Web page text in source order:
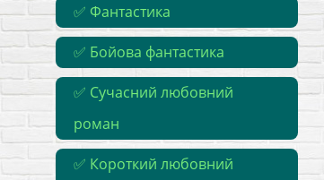
✅ Фантастика
✅ Бойова фантастика
✅ Сучасний любовний
роман
✅ Короткий любовний